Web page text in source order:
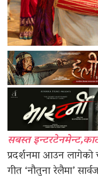
सबस्त
प्रदर्शनमा आउन लागेको
गीत ‘नौतुना रेलैमा’